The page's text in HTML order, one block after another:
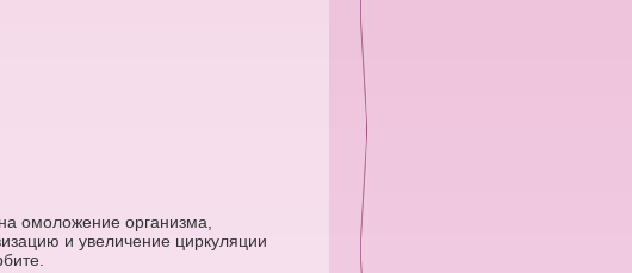
омоложение организма,
и увеличение циркуляции